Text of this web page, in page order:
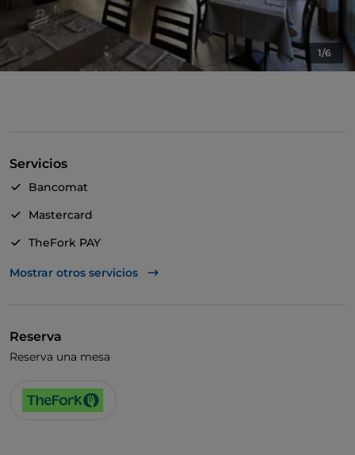
1/6
Servicios
Bancomat
Mastercard
TheFork PAY
UnionPay via TheFork PAY
Mostrar otros servicios
Reserva
Reserva una mesa